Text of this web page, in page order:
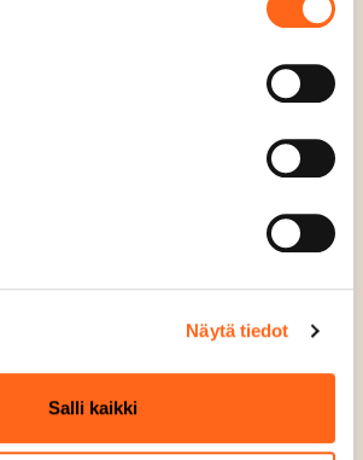
Näytä tiedot
Salli kaikki
kun
Tarjous on voimassa uusille ja